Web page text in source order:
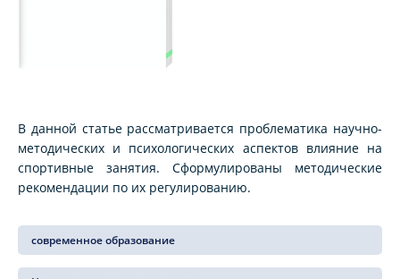
В данной статье рассматривается проблематика научно-
методических и психологических аспектов влияние на
спортивные занятия. Сформулированы методические
рекомендации по их регулированию.
современное образование